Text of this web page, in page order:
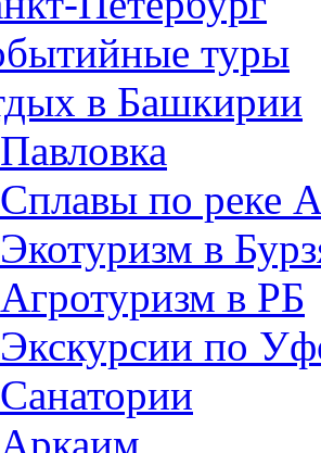
туры
в Башкирии
по реке
в
в РБ
по